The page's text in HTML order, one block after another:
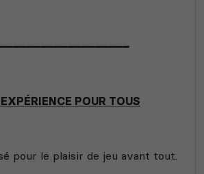
POUR TOUS
pour le plaisir de jeu avant tout.